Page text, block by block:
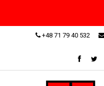
+48 71 79 40 532